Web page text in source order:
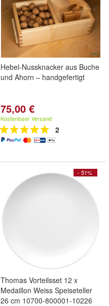
Hebel-Nussknacker aus Buche
und Ahorn – handgefertigt
75,00 €
Kostenloser Versand
2
- 51%
Thomas Vorteilsset 12 x
Medaillon Weiss Speiseteller
26 cm 10700-800001-10226